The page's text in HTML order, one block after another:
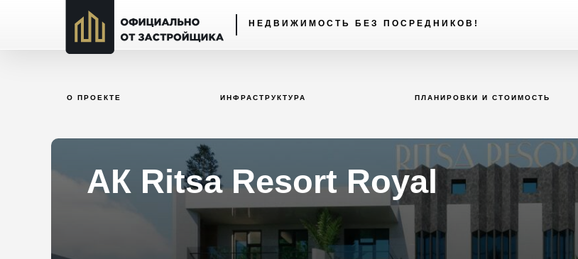
НЕДВИЖИМОСТЬ БЕЗ ПОСРЕДНИКОВ!
О ПРОЕКТЕ ИНФРАСТРУКТУРА ПЛАНИРОВКИ И СТОИМОСТЬ
АК Ritsa Resort Royal